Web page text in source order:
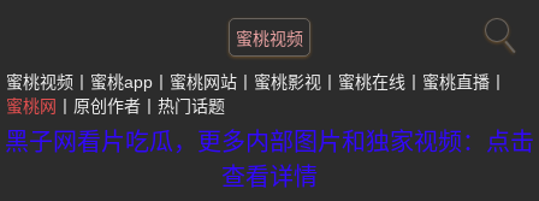
蜜桃视频
蜜桃视频 蜜桃app 蜜桃网站 蜜桃影视 蜜桃在线
蜜桃直播
蜜桃网
原创作者 热门话题
黑子网看片吃瓜，更多内部图片和独家视频：点击
查看详情